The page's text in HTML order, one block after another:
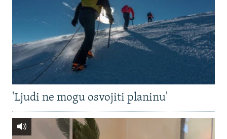
'Ljudi ne mogu osvojiti planinu'